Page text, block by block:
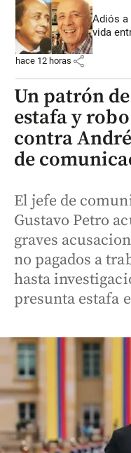
Adiós a
vida
hace 12 horas share
Un patrón
estafa y
contra
de
El jefe de
Gustavo Petro
graves
no pagados a
hasta
presunta estafa